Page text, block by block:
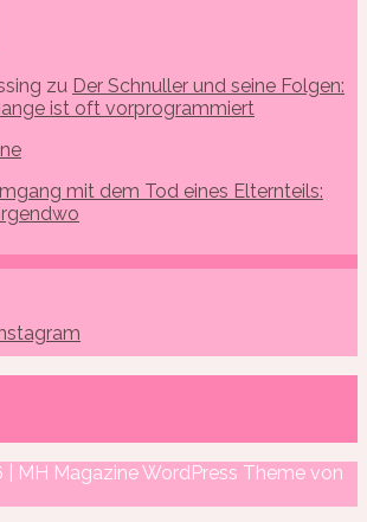
zu Der Schnuller und seine Folgen:
ist oft vorprogrammiert
mit dem Tod eines Elternteils:
MH Magazine WordPress Theme von